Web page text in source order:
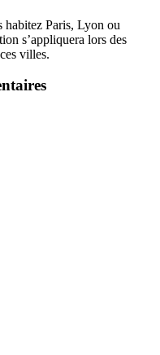
habitez Paris, Lyon ou
s’appliquera lors des
villes.